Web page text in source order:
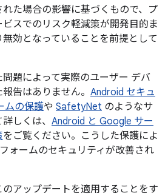
た場合の影響に基づくもので、プ
スでのリスク軽減策が開発目的ま
効となっていることを前提として
題によって実際のユーザー デバ
告はありません。 Android セキュ
ムの保護や SafetyNet のようなサ
しくは、 Android と Google サー
をご覧ください。こうした保護によ
ォームのセキュリティが改善され
アップデートを適用することをす